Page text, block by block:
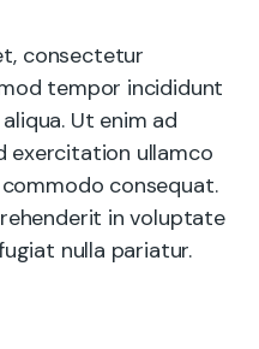
consectetur
tempor incididunt
Ut enim ad
exercitation ullamco
consequat.
in voluptate
nulla pariatur.